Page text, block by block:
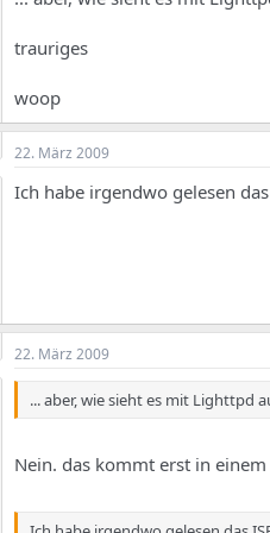
trauriges
woop
22. März 2009
Ich habe irgendwo gelesen
22. März 2009
... aber, wie sieht es mit Lighttpd
Nein. das kommt erst in einem